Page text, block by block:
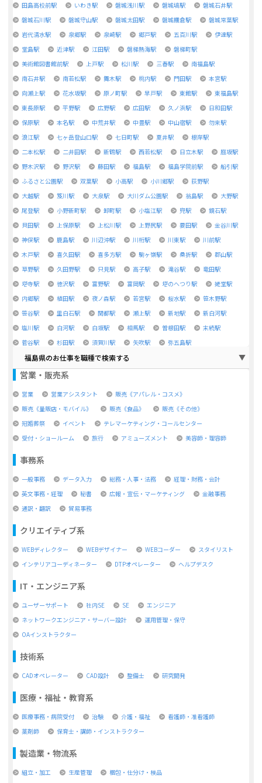
田島高校前駅 いわき駅 磐城浅川駅 磐城塙駅
磐城石井駅
磐城石川駅
磐城守山駅 磐城太田駅 磐城棚倉駅
磐城常葉駅
岩代清水駅
泉郷駅 泉崎駅 郷戸駅 五百川駅
伊達駅
堂島駅
近津駅 江田駅 磐梯熱海駅
磐梯町駅
美術館図書館前駅
上戸駅 松川駅 三春駅
南福島駅
南石井駅
南若松駅 舞木駅 桃内駅 門田駅
本宮駅
向瀬上駅
花水坂駅 原ノ町駅 早戸駅 東館駅
東福島駅
東長原駅
平野駅 広野駅 広田駅 久ノ浜駅
日和田駅
保原駅
本名駅 中荒井駅 中豊駅 中山宿駅
勿来駅
浪江駅
七ヶ岳登山口駅 七日町駅 夏井駅
根岸駅
二本松駅
二井田駅 新鶴駅 西若松駅 日立木駅
庭坂駅
野木沢駅
野沢駅 藤田駅 福島駅 福島学院前駅
船引駅
ふるさと公園駅
双葉駅 小高駅 小川郷駅
荻野駅
大越駅
笈川駅 大泉駅 大川ダム公園駅 翁島駅
大野駅
尾登駅
小野新町駅 卸町駅 小塩江駅 兜駅
鏡石駅
貝田駅
上保原駅 上松川駅 上野尻駅 要田駅
金谷川駅
神俣駅
鹿島駅 川辺沖駅 川桁駅 川東駅
川前駅
木戸駅
喜久田駅 喜多方駅 駒ヶ嶺駅 桑折駅
郡山駅
草野駅
久田野駅 只見駅 高子駅 滝谷駅
竜田駅
塔寺駅
徳沢駅 富野駅 富岡駅 塔のへつり駅
姥堂駅
内郷駅
植田駅 夜ノ森駅 若宮駅 桜水駅
笹木野駅
笹谷駅
里白石駅 関都駅 瀬上駅 新地駅
新白河駅
塩川駅
白河駅 白坂駅 相馬駅 曽根田駅
末続駅
菅谷駅
杉田駅 須賀川駅 矢吹駅 弥五島駅
福島県のお仕事を職種で検索する
営業・販売系
営業 営業アシスタント
販売《アパレル・コスメ》
販売《量販店・モバイル》
販売《食品》
販売《その他》
冠婚葬祭
イベント
テレマーケティング・コールセンター
受付・ショールーム
旅行 アミューズメント 美容師・理容師
事務系
一般事務 データ入力 総務・人事・法務
経理・財務・会計
英文事務・経理
秘書 広報・宣伝・マーケティング
金融事務
通訳・翻訳
貿易事務
クリエイティブ系
WEBディレクター WEBデザイナー WEBコーダー
スタイリスト
インテリアコーディネーター
DTPオペレーター ヘルプデスク
IT・エンジニア系
ユーザーサポート 社内SE SE
エンジニア
ネットワークエンジニア・サーバー設計
運用管理・保守
OAインストラクター
技術系
CADオペレーター CAD設計 整備士 研究開発
医療・福祉・教育系
医療事務・病院受付 治験 介護・福祉
看護師・准看護師
薬剤師
保育士・講師・インストラクター
製造業・物流系
組立・加工 生産管理
梱包・仕分け・検品